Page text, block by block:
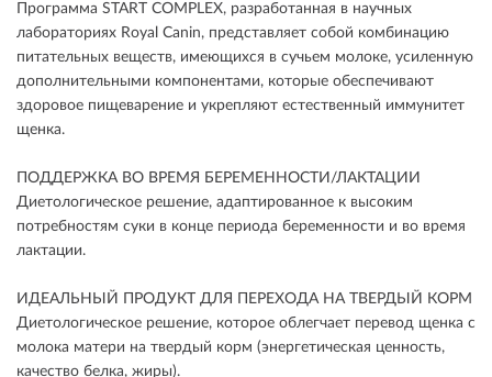
Программа START COMPLEX, разработанная в научных
лабораториях Royal Canin, представляет собой комбинацию
питательных веществ, имеющихся в сучьем молоке, усиленную
дополнительными компонентами, которые обеспечивают
здоровое пищеварение и укрепляют естественный иммунитет
щенка.
ПОДДЕРЖКА ВО ВРЕМЯ БЕРЕМЕННОСТИ/ЛАКТАЦИИ
Диетологическое решение, адаптированное к высоким
потребностям суки в конце периода беременности и во время
лактации.
ИДЕАЛЬНЫЙ ПРОДУКТ ДЛЯ ПЕРЕХОДА НА ТВЕРДЫЙ КОРМ
Диетологическое решение, которое облегчает перевод щенка с
молока матери на твердый корм (энергетическая ценность,
качество белка, жиры).